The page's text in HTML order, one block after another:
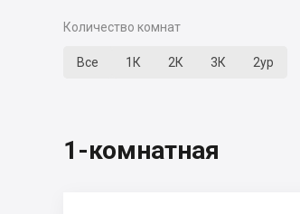
Количество комнат
Все 1К 2К 3К 2ур
1-комнатная